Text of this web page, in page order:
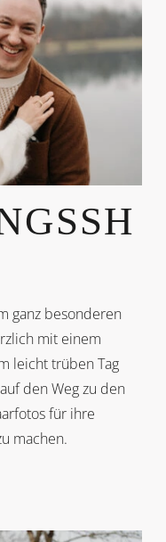
ganz besonderen
mit einem
leicht trüben Tag
den Weg zu den
für ihre
machen.